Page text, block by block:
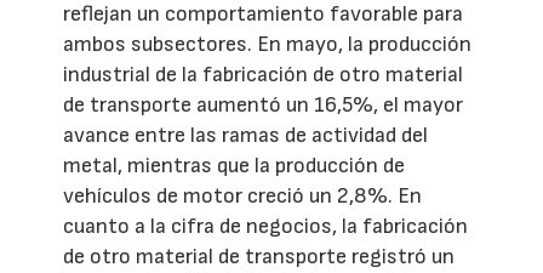
reflejan un comportamiento favorable para
ambos subsectores. En mayo, la producción
industrial de la fabricación de otro material
de transporte aumentó un 16,5%, el mayor
avance entre las ramas de actividad del
metal, mientras que la producción de
vehículos de motor creció un 2,8%. En
cuanto a la cifra de negocios, la fabricación
de otro material de transporte registró un